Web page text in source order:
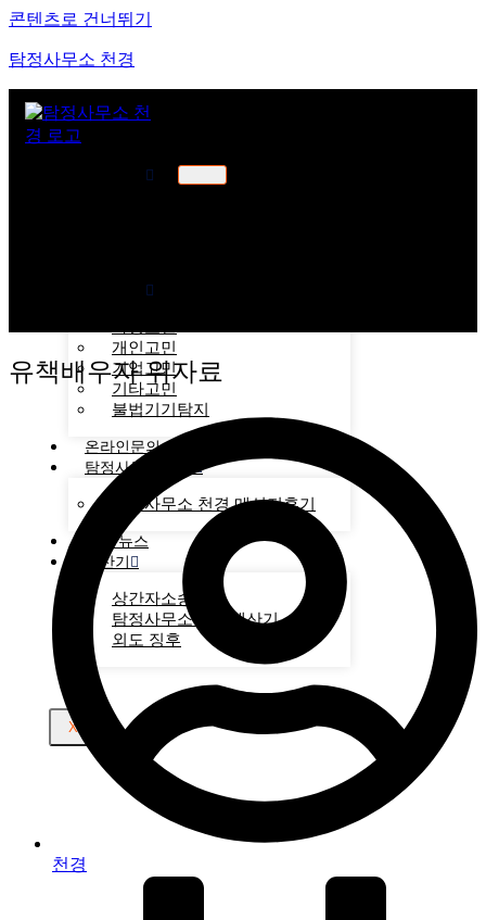
콘텐츠로 건너뛰기
탐정사무소 천경
개인고민
기업고민
기타고민
불법기기탐지
온라인문의
탐정사무소 후기
탐정사무소 천경 메신저후기
천경 뉴스
계산기
상간자소송
탐정사무소비용 계산기
외도 징후
X
유책배우자 위자료
천경